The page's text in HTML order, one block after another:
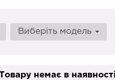
Виберіть модель
немає в наявності